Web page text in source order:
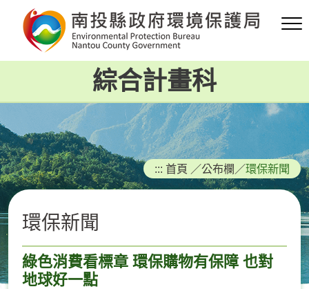
要
容
區
塊
綜合計畫科
::: 首頁 ／公布欄 ／環保新聞
環保新聞
綠色消費看標章 環保購物有保障 也對
地球好一點